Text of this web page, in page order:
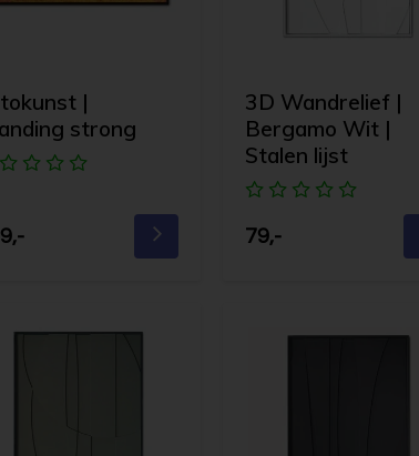
|
strong
3D Wandrelief |
Bergamo Wit |
Stalen lijst
79,-